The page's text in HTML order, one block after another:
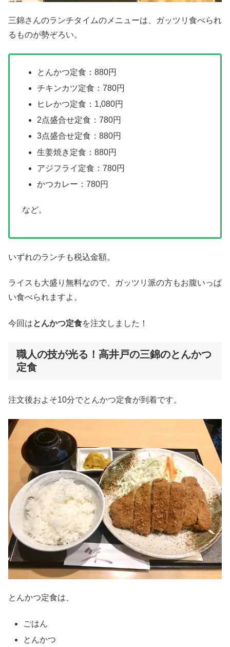
三錦さんのランチタイムのメニューは、ガッツリ食べられ
るものが勢ぞろい。
とんかつ定食：880円
チキンカツ定食：780円
ヒレかつ定食：1,080円
2点盛合せ定食：780円
3点盛合せ定食：880円
生姜焼き定食：880円
アジフライ定食：780円
かつカレー：780円
など。
いずれのランチも税込金額。
ライスも大盛り無料なので、ガッツリ派の方もお腹いっぱ
い食べられますよ。
今回はとんかつ定食を注文しました！
職人の技が光る！高井戸の三錦のとんかつ
定食
注文後およそ10分でとんかつ定食が到着です。
とんかつ定食は、
ごはん
とんかつ